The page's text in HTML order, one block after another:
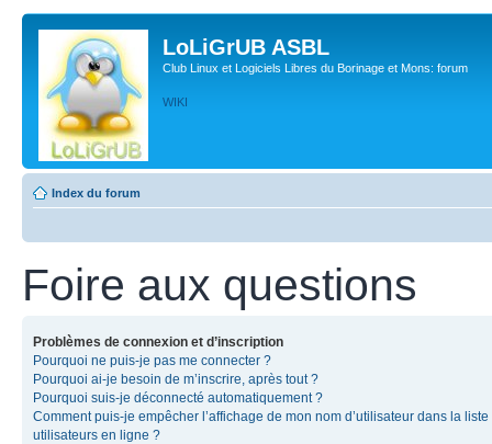
LoLiGrUB ASBL
Club Linux et Logiciels Libres du Borinage et Mons: forum
WIKI
Index du forum
Foire aux questions
Problèmes de connexion et d’inscription
Pourquoi ne puis-je pas me connecter ?
Pourquoi ai-je besoin de m’inscrire, après tout ?
Pourquoi suis-je déconnecté automatiquement ?
Comment puis-je empêcher l’affichage de mon nom d’utilisateur dans la liste
utilisateurs en ligne ?